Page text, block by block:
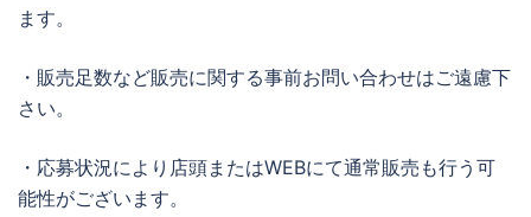
ます。
・販売足数など販売に関する事前お問い合わせはご遠慮下
さい。
・応募状況により店頭またはWEBにて通常販売も行う可
能性がございます。